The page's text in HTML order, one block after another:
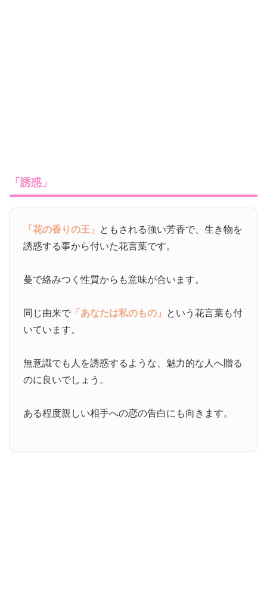
「誘惑」
「花の香りの王」 ともされる強い芳香で、生き物を
誘惑する事から付いた花言葉です。
蔓で絡みつく性質からも意味が合います。
同じ由来で 「あなたは私のもの」 という花言葉も付
いています。
無意識でも人を誘惑するような、魅力的な人へ贈る
のに良いでしょう。
ある程度親しい相手への恋の告白にも向きます。